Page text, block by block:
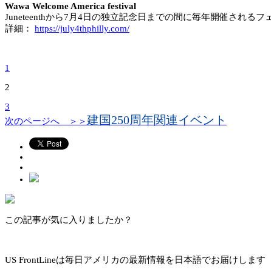
Wawa Welcome America festival
Juneteenthから7月4日の独立記念日までの間に毎年開催される
詳細： https://july4thphilly.com/
1
2
3
次のページへ ＞＞ 建国250周年関連イベント
この記事が気に入りましたか？
US FrontLineは毎日アメリカの最新情報を日本語でお届けします